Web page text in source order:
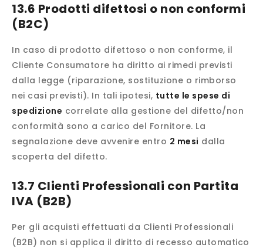
13.6 Prodotti difettosi o non conformi
(B2C)
In caso di prodotto difettoso o non conforme, il
Cliente Consumatore ha diritto ai rimedi previsti
dalla legge (riparazione, sostituzione o rimborso
nei casi previsti). In tali ipotesi, tutte le spese di
spedizione correlate alla gestione del difetto/non
conformità sono a carico del Fornitore. La
segnalazione deve avvenire entro 2 mesi dalla
scoperta del difetto.
13.7 Clienti Professionali con Partita
IVA (B2B)
Per gli acquisti effettuati da Clienti Professionali
(B2B) non si applica il diritto di recesso automatico